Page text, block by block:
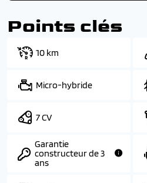
Points clés
10 km
Micro-hybride
7 CV
Garantie
constructeur de 3
ans